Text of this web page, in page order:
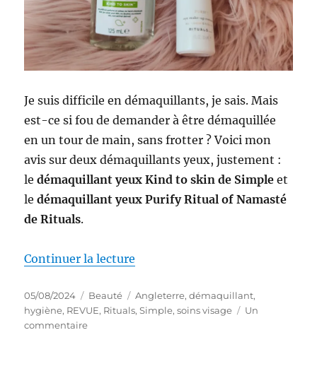
Je suis difficile en démaquillants, je sais. Mais
est-ce si fou de demander à être démaquillée
en un tour de main, sans frotter ? Voici mon
avis sur deux démaquillants yeux, justement :
ledémaquillant yeux Kind to skin de Simple et
ledémaquillant yeux Purify Ritual of Namasté
de Rituals.
Continuer la lecture
Publié
le
05/08/2024 Catégories
Beauté Étiquettes
Angleterre,démaquillant,
hygiène, REVUE, Rituals,Simple,soins visage
Un
commentairesur